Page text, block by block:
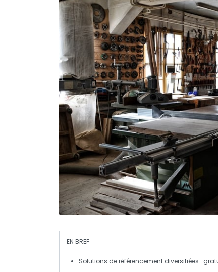
EN BREF
Solutions de référencement diversifiées :